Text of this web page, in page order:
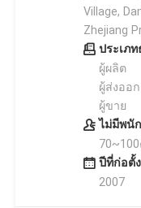
Village,
Zhejiang
ประเภท
ผู้ผลิต
ผู้ส่งออก
ผู้ขาย
ไม่มีพนั
ปีที่ก่อตั้
2007